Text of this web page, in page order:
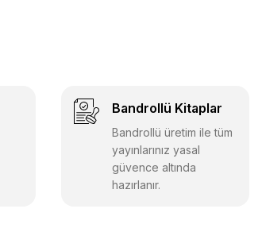
Bandrollü Kitaplar
Bandrollü üretim ile tüm
yayınlarınız yasal
güvence altında
hazırlanır.